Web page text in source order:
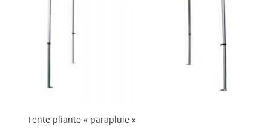
Tente pliante « parapluie »